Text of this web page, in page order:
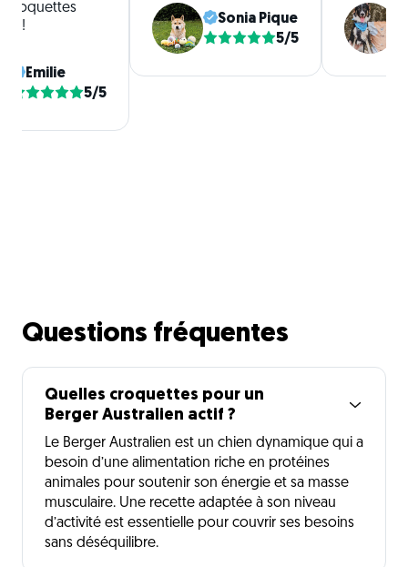
croquettes
!
Emilie
5/5
Sonia Pique
5/5
Questions fréquentes
Quelles croquettes pour un
Berger Australien actif ?
Le Berger Australien est un chien dynamique qui a
besoin d’une alimentation riche en protéines
animales pour soutenir son énergie et sa masse
musculaire. Une recette adaptée à son niveau
d’activité est essentielle pour couvrir ses besoins
sans déséquilibre.